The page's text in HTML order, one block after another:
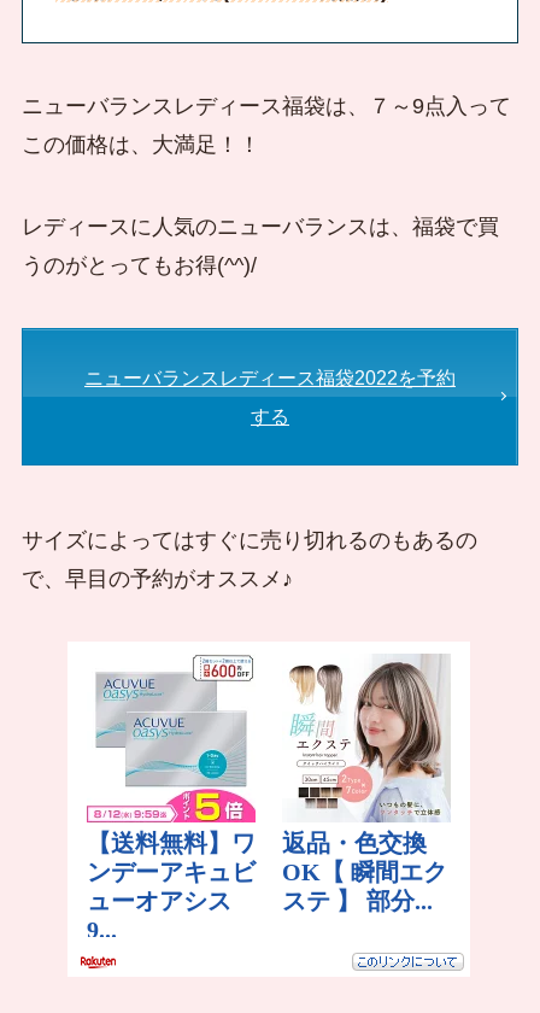
ニューバランスレディース福袋は、７～9点入って
この価格は、大満足！！
レディースに人気のニューバランスは、福袋で買
うのがとってもお得(^^)/
ニューバランスレディース福袋2022を予約
する
サイズによってはすぐに売り切れるのもあるの
で、早目の予約がオススメ♪